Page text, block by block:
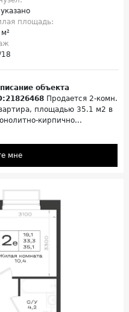
площадь:
объекта
Продается 2-комн.
площадью 35.1 м2 в
кирпично...
мне